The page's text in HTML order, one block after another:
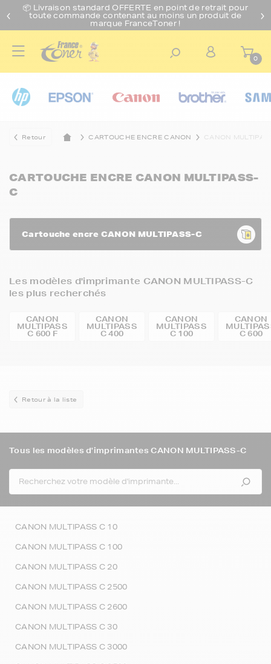
📦 Livraison standard OFFERTE en point de retrait pour
toute commande contenant au moins un produit de
marque FranceToner !
0
Retour CARTOUCHE ENCRE CANON CANON
CARTOUCHE ENCRE CANON MULTIPASS-
C
Cartouche encre CANON MULTIPASS-C
Les modèles d'imprimante CANON MULTIPASS-C
les plus recherchés
CANON
MULTIPASS
C 600 F
CANON
MULTIPASS
C 400
CANON
MULTIPASS
C 100
CANON
C 600
Retour à la liste
Tous les modèles d'imprimantes CANON MULTIPASS-C
CANON MULTIPASS C 10
CANON MULTIPASS C 100
CANON MULTIPASS C 20
CANON MULTIPASS C 2500
CANON MULTIPASS C 2600
CANON MULTIPASS C 30
CANON MULTIPASS C 3000